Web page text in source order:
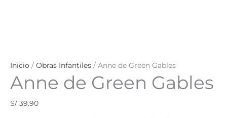
Inicio / Obras Infantiles / Anne de Green Gables
Anne de Green Gables
S/ 39.90